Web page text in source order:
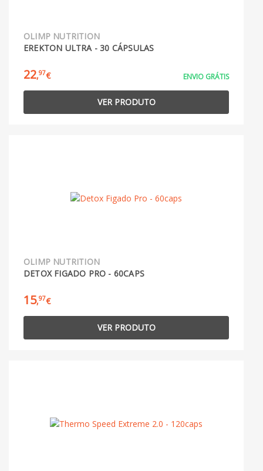
OLIMP NUTRITION
EREKTON ULTRA - 30 CÁPSULAS
22,97€ ENVIO GRÁTIS
VER PRODUTO
OLIMP NUTRITION
DETOX FIGADO PRO - 60CAPS
15,97€
VER PRODUTO